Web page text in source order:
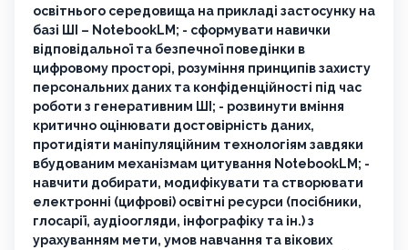
освітнього середовища на прикладі застосунку на
базі ШІ – NotebookLM; - сформувати навички
відповідальної та безпечної поведінки в
цифровому просторі, розуміння принципів захисту
персональних даних та конфіденційності під час
роботи з генеративним ШІ; - розвинути вміння
критично оцінювати достовірність даних,
протидіяти маніпуляційним технологіям завдяки
вбудованим механізмам цитування NotebookLM; -
навчити добирати, модифікувати та створювати
електронні (цифрові) освітні ресурси (посібники,
глосарії, аудіоогляди, інфографіку та ін.) з
урахуванням мети, умов навчання та вікових